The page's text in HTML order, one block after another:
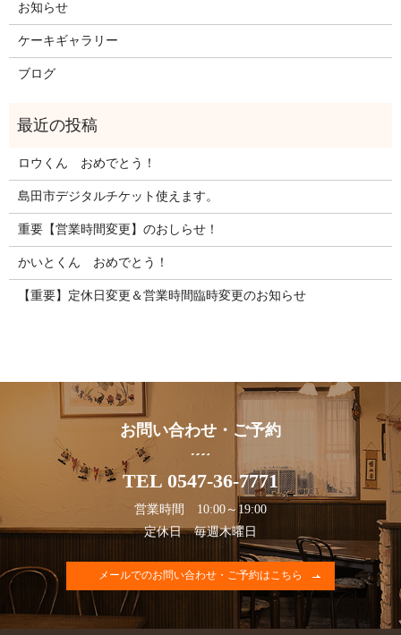
お知らせ
ケーキギャラリー
ブログ
ロウくん おめでとう！
島田市デジタルチケット使えます。
重要【営業時間変更】のおしらせ！
かいとくん おめでとう！
【重要】定休日変更＆営業時間臨時変更のお知らせ
お問い合わせ・ご予約
TEL 0547-36-7771
営業時間 10:00～19:00
定休日 毎週木曜日
メールでのお問い合わせ・ご予約はこちら